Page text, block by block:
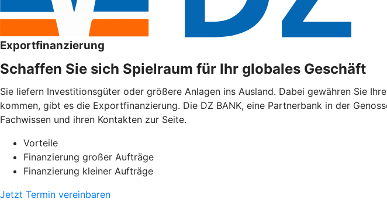
Exportfinanzierung
Schaffen Sie sich Spielraum für Ihr globales Geschäft
Sie liefern Investitionsgüter oder größere Anlagen ins Ausland. Dabei gewähren Sie
kommen, gibt es die Exportfinanzierung. Die DZ BANK, eine Partnerbank in der
Fachwissen und ihren Kontakten zur Seite.
Vorteile
Finanzierung großer Aufträge
Finanzierung kleiner Aufträge
Jetzt Termin vereinbaren